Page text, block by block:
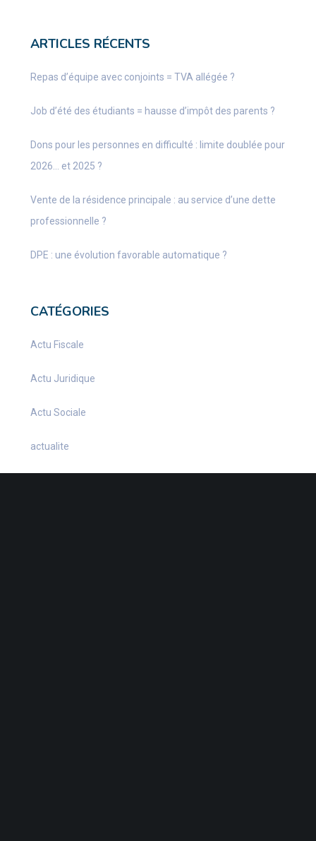
ARTICLES RÉCENTS
Repas d’équipe avec conjoints = TVA allégée ?
Job d’été des étudiants = hausse d’impôt des parents ?
Dons pour les personnes en difficulté : limite doublée pour
2026… et 2025 ?
Vente de la résidence principale : au service d’une dette
professionnelle ?
DPE : une évolution favorable automatique ?
CATÉGORIES
Actu Fiscale
Actu Juridique
Actu Sociale
actualite